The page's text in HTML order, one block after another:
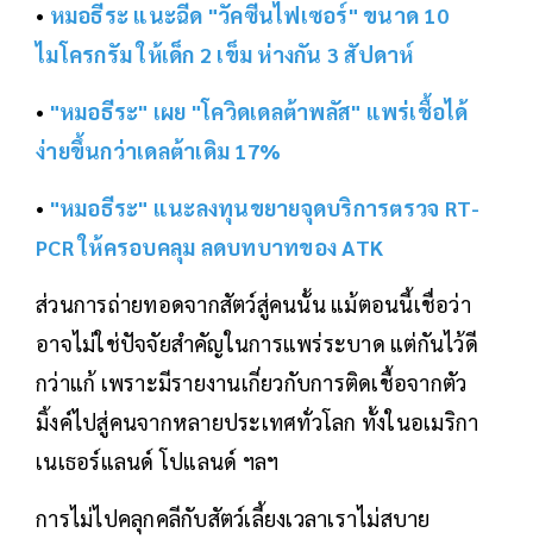
• หมอธีระ แนะฉีด "วัคซีนไฟเซอร์" ขนาด 10
ไมโครกรัม ให้เด็ก 2 เข็ม ห่างกัน 3 สัปดาห์
• "หมอธีระ" เผย "โควิดเดลต้าพลัส" แพร่เชื้อได้
ง่ายขึ้นกว่าเดลต้าเดิม 17%
• "หมอธีระ" แนะลงทุนขยายจุดบริการตรวจ RT-
PCR ให้ครอบคลุม ลดบทบาทของ ATK
ส่วนการถ่ายทอดจากสัตว์สู่คนนั้น แม้ตอนนี้เชื่อว่า
อาจไม่ใช่ปัจจัยสำคัญในการแพร่ระบาด แต่กันไว้ดี
กว่าแก้ เพราะมีรายงานเกี่ยวกับการติดเชื้อจากตัว
มิ้งค์ไปสู่คนจากหลายประเทศทั่วโลก ทั้งในอเมริกา
เนเธอร์แลนด์ โปแลนด์ ฯลฯ
การไม่ไปคลุกคลีกับสัตว์เลี้ยงเวลาเราไม่สบาย